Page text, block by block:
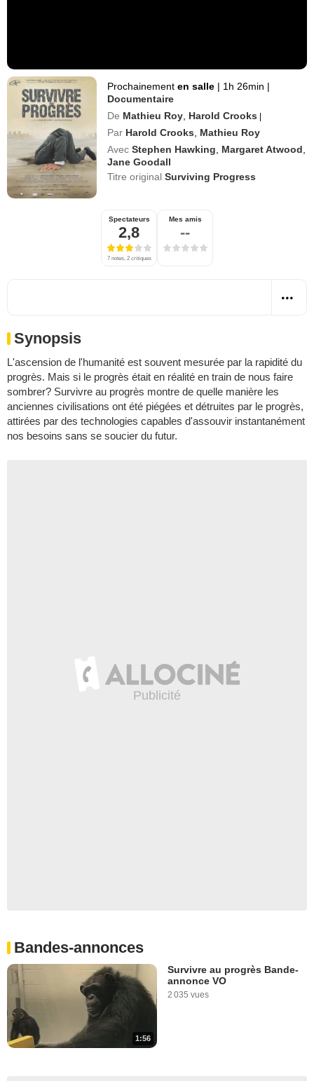
Prochainementen salle | 1h 26min |
Documentaire
De Mathieu Roy Harold Crooks |
Par Harold Crooks
Mathieu Roy
Avec Stephen Hawking Margaret Atwood
Jane Goodall
Titre originalSurviving Progress
Spectateurs
2,8
7 notes, 2 critiques
Mes amis
--
Synopsis
L'ascension de l'humanité est souvent mesurée par la rapidité du
progrès. Mais si le progrès était en réalité en train de nous faire
sombrer? Survivre au progrès montre de quelle manière les
anciennes civilisations ont été piégées et détruites par le progrès,
attirées par des technologies capables d'assouvir instantanément
nos besoins sans se soucier du futur.
Bandes-annonces
1:56
Survivre au progrès Bande-
annonce VO
2 035 vues